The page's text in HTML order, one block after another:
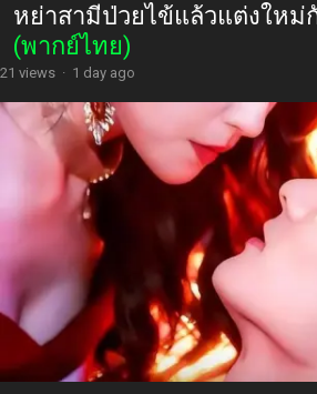
หย่าสามีป่วยไข้แล้วแต่งใหม่
(พากย์ไทย)
21 views · 1 day ago